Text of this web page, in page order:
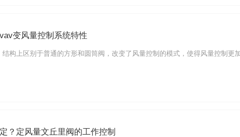
变风量控制系统特性
构上区别于普通的方形和圆筒阀，改变了风量控制的模式，使得风量控制
？定风量文丘里阀的工作控制